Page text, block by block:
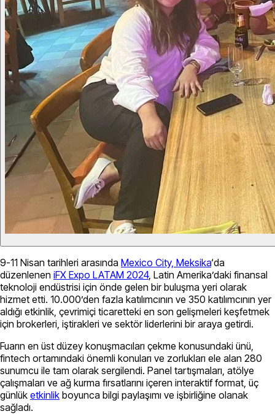
9-11 Nisan tarihleri arasında Mexico City, Meksika‘da
düzenlenen iFX Expo LATAM 2024, Latin Amerika’daki finansal
teknoloji endüstrisi için önde gelen bir buluşma yeri olarak
hizmet etti. 10.000’den fazla katılımcının ve 350 katılımcının yer
aldığı etkinlik, çevrimiçi ticaretteki en son gelişmeleri keşfetmek
için brokerleri, iştirakleri ve sektör liderlerini bir araya getirdi.
Fuarın en üst düzey konuşmacıları çekme konusundaki ünü,
fintech ortamındaki önemli konuları ve zorlukları ele alan 280
sunumcu ile tam olarak sergilendi. Panel tartışmaları, atölye
çalışmaları ve ağ kurma fırsatlarını içeren interaktif format, üç
günlük etkinlik boyunca bilgi paylaşımı ve işbirliğine olanak
sağladı.